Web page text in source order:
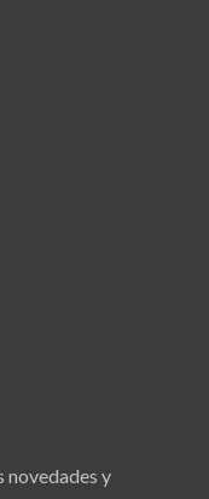
novedades y